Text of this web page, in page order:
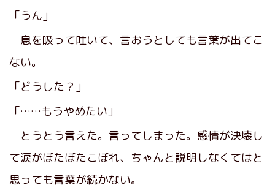
「うん」
息を吸って吐いて、言おうとしても言葉が出てこ
ない。
「どうした？」
「……もうやめたい」
とうとう言えた。言ってしまった。感情が決壊し
て涙がぼたぼたこぼれ、ちゃんと説明しなくてはと
思っても言葉が続かない。